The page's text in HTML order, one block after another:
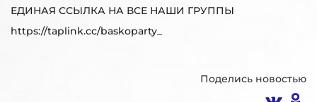
ЕДИНАЯ ССЫЛКА НА ВСЕ НАШИ ГРУППЫ
https://taplink.cc/baskoparty_
Поделись новостью